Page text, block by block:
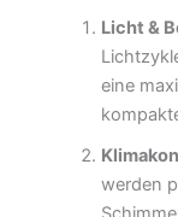
Licht &
eine
werden